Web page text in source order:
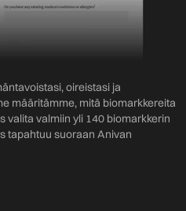
oireistasi ja
määritämme, mitä biomarkkereita
valita valmiin yli 140 biomarkkerin
tapahtuu suoraan Anivan